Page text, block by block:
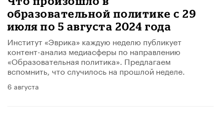
образовательной политике с 29
июля по 5 августа 2024 года
Институт «Эврика» каждую неделю публикует
контент-анализ медиасферы по направлению
«Образовательная политика». Предлагаем
вспомнить, что случилось на прошлой неделе.
6 августа